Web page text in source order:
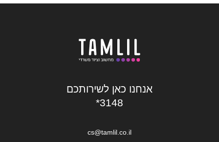
אנחנו כאן לשירותכם
*3148
cs@tamlil.co.il